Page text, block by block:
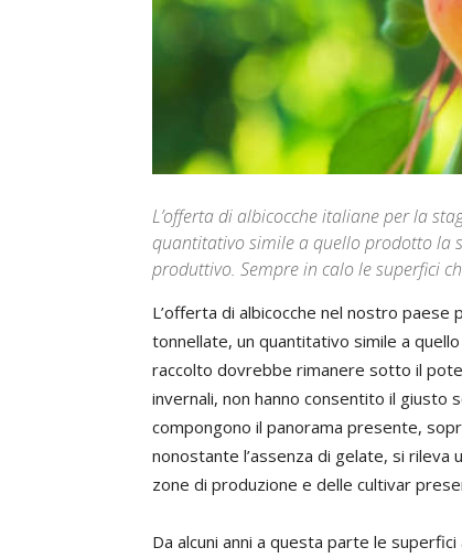
L’offerta di albicocche italiane per la
quantitativo simile a quello prodotto la
produttivo. Sempre in calo le superfici
L’offerta di albicocche nel nostro
tonnellate, un quantitativo simile a
raccolto dovrebbe rimanere sotto il
invernali, non hanno consentito il giusto
compongono il panorama presente,
nonostante l’assenza di gelate, si
zone di produzione e delle cultivar
Da alcuni anni a questa parte le